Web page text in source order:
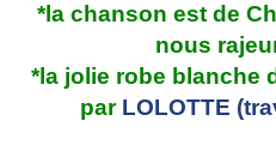
*la chanson est de
nous
*la jolie robe blanche
parLOLOTTE